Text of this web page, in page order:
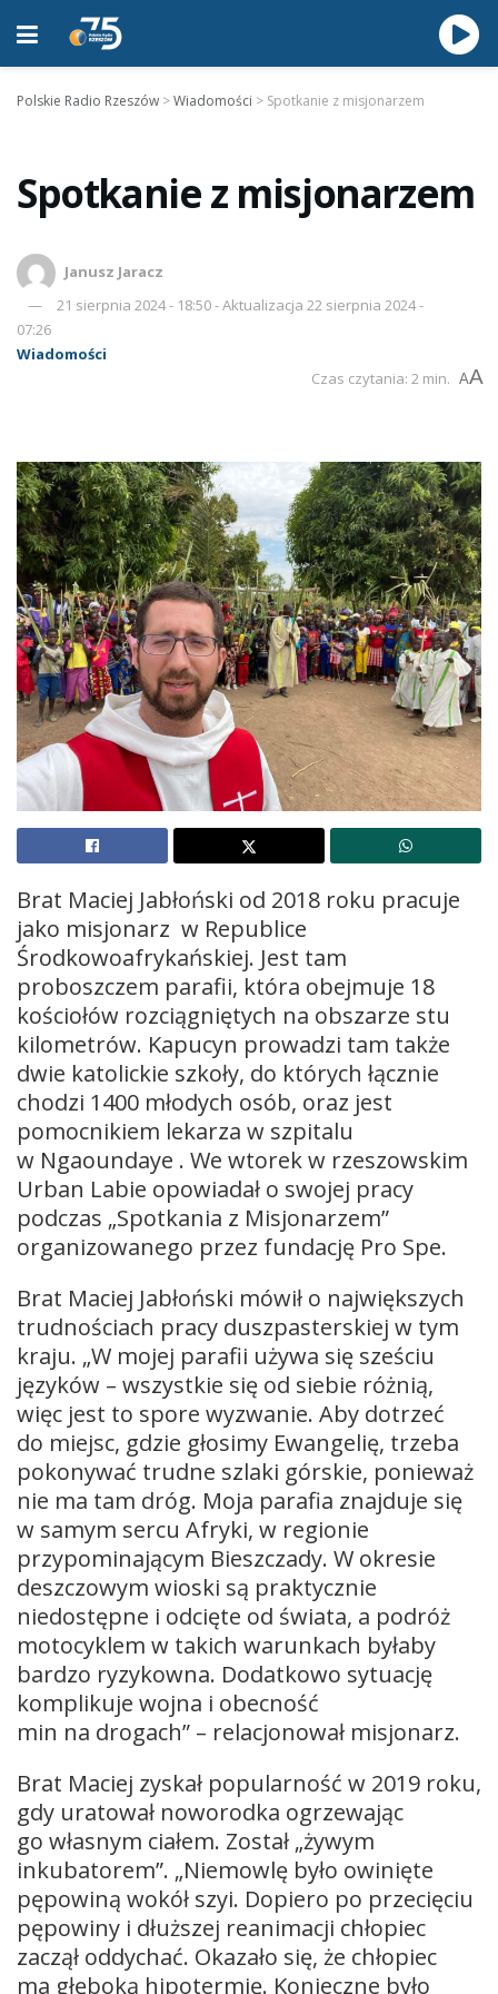
Polskie Radio Rzeszów >Wiadomości > Spotkanie z misjonarzem
Spotkanie z misjonarzem
Janusz Jaracz
21 sierpnia 2024 - 18:50 - Aktualizacja 22 sierpnia 2024 -
07:26
Wiadomości
Czas czytania: 2 min. AA
Brat Maciej Jabłoński od 2018 roku pracuje
jako misjonarz w Republice
Środkowoafrykańskiej. Jest tam
proboszczem parafii, która obejmuje 18
kościołów rozciągniętych na obszarze stu
kilometrów. Kapucyn prowadzi tam także
dwie katolickie szkoły, do których łącznie
chodzi 1400 młodych osób, oraz jest
pomocnikiem lekarza w szpitalu
w Ngaoundaye . We wtorek w rzeszowskim
Urban Labie opowiadał o swojej pracy
podczas „Spotkania z Misjonarzem”
organizowanego przez fundację Pro Spe.
Brat Maciej Jabłoński mówił o największych
trudnościach pracy duszpasterskiej w tym
kraju. „W mojej parafii używa się sześciu
języków – wszystkie się od siebie różnią,
więc jest to spore wyzwanie. Aby dotrzeć
do miejsc, gdzie głosimy Ewangelię, trzeba
pokonywać trudne szlaki górskie, ponieważ
nie ma tam dróg. Moja parafia znajduje się
w samym sercu Afryki, w regionie
przypominającym Bieszczady. W okresie
deszczowym wioski są praktycznie
niedostępne i odcięte od świata, a podróż
motocyklem w takich warunkach byłaby
bardzo ryzykowna. Dodatkowo sytuację
komplikuje wojna i obecność
min na drogach” – relacjonował misjonarz.
Brat Maciej zyskał popularność w 2019 roku,
gdy uratował noworodka ogrzewając
go własnym ciałem. Został „żywym
inkubatorem”. „Niemowlę było owinięte
pępowiną wokół szyi. Dopiero po przecięciu
pępowiny i dłuższej reanimacji chłopiec
zaczął oddychać. Okazało się, że chłopiec
ma głęboką hipotermię. Konieczne było